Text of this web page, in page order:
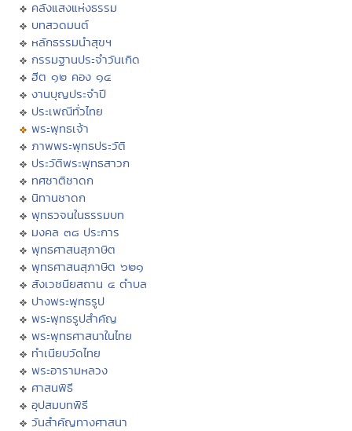
คลังแสงแห่งธรรม
บทสวดมนต์
หลักธรรมนำสุขฯ
กรรมฐานประจำวันเกิด
ฮีต ๑๒ คอง ๑๔
งานบุญประจำปี
ประเพณีทั่วไทย
พระพุทธเจ้า
ภาพพระพุทธประวัติ
ประวัติพระพุทธสาวก
ทศชาติชาดก
นิทานชาดก
พุทธวจนในธรรมบท
มงคล ๓๘ ประการ
พุทธศาสนสุภาษิต
พุทธศาสนสุภาษิต ๖๒๑
สังเวชนียสถาน ๔ ตำบล
ปางพระพุทธรูป
พระพุทธรูปสำคัญ
พระพุทธศาสนาในไทย
ทำเนียบวัดไทย
พระอารามหลวง
ศาสนพิธี
อุปสมบทพิธี
วันสำคัญทางศาสนา